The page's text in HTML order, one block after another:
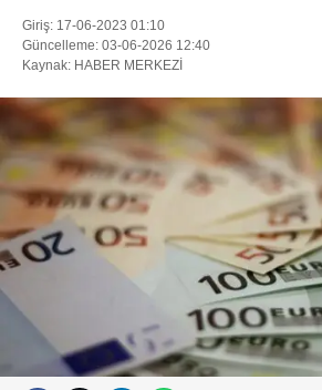
Giriş: 17-06-2023 01:10
Güncelleme: 03-06-2026 12:40
Kaynak: HABER MERKEZİ